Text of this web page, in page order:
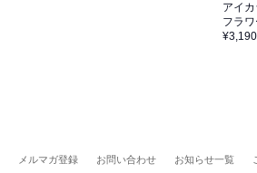
アイ
フラ
¥3,190
メルマガ登録 お問い合わせ お知らせ一覧